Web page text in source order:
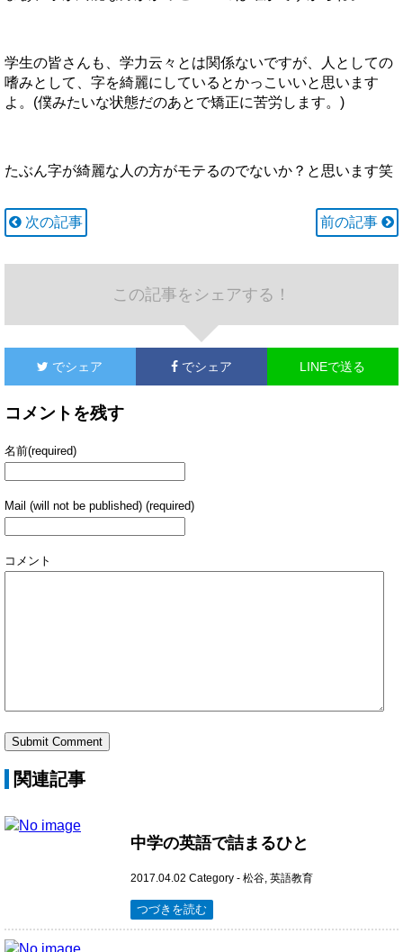
学生の皆さんも、学力云々とは関係ないですが、人としての
嗜みとして、字を綺麗にしているとかっこいいと思います
よ。(僕みたいな状態だのあとで矯正に苦労します。)
たぶん字が綺麗な人の方がモテるのでないか？と思います笑
次の記事 前の記事
この記事をシェアする！
でシェア でシェア LINEで送る
コメントを残す
名前(required)
Mail (will not be published) (required)
コメント
関連記事
中学の英語で詰まるひと
2017.04.02 Category - 松谷, 英語教育
つづきを読む